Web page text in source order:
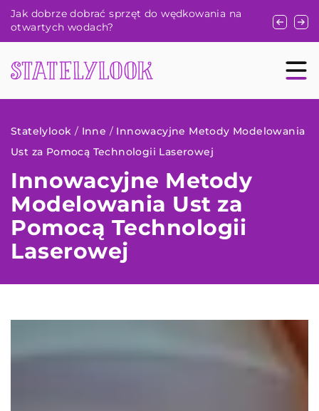
Jak dobrze dobrać sprzęt do wędkowania na
otwartych wodach?
Jak
Statelylook / Inne / Innowacyjne Metody Modelowania
Ust za Pomocą Technologii Laserowej
Innowacyjne Metody
Modelowania Ust za
Pomocą Technologii
Laserowej